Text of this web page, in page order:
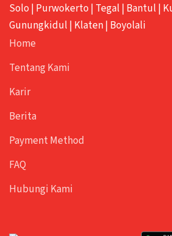
Solo | Purwokerto | Tegal | Bantul |
Gunungkidul | Klaten| Boyolali
Home
Tentang Kami
Karir
Berita
Payment Method
FAQ
Hubungi Kami